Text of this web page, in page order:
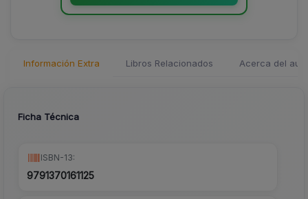
Información Extra Libros Relacionados Acerca del
Ficha Técnica
ISBN-13:
9791370161125